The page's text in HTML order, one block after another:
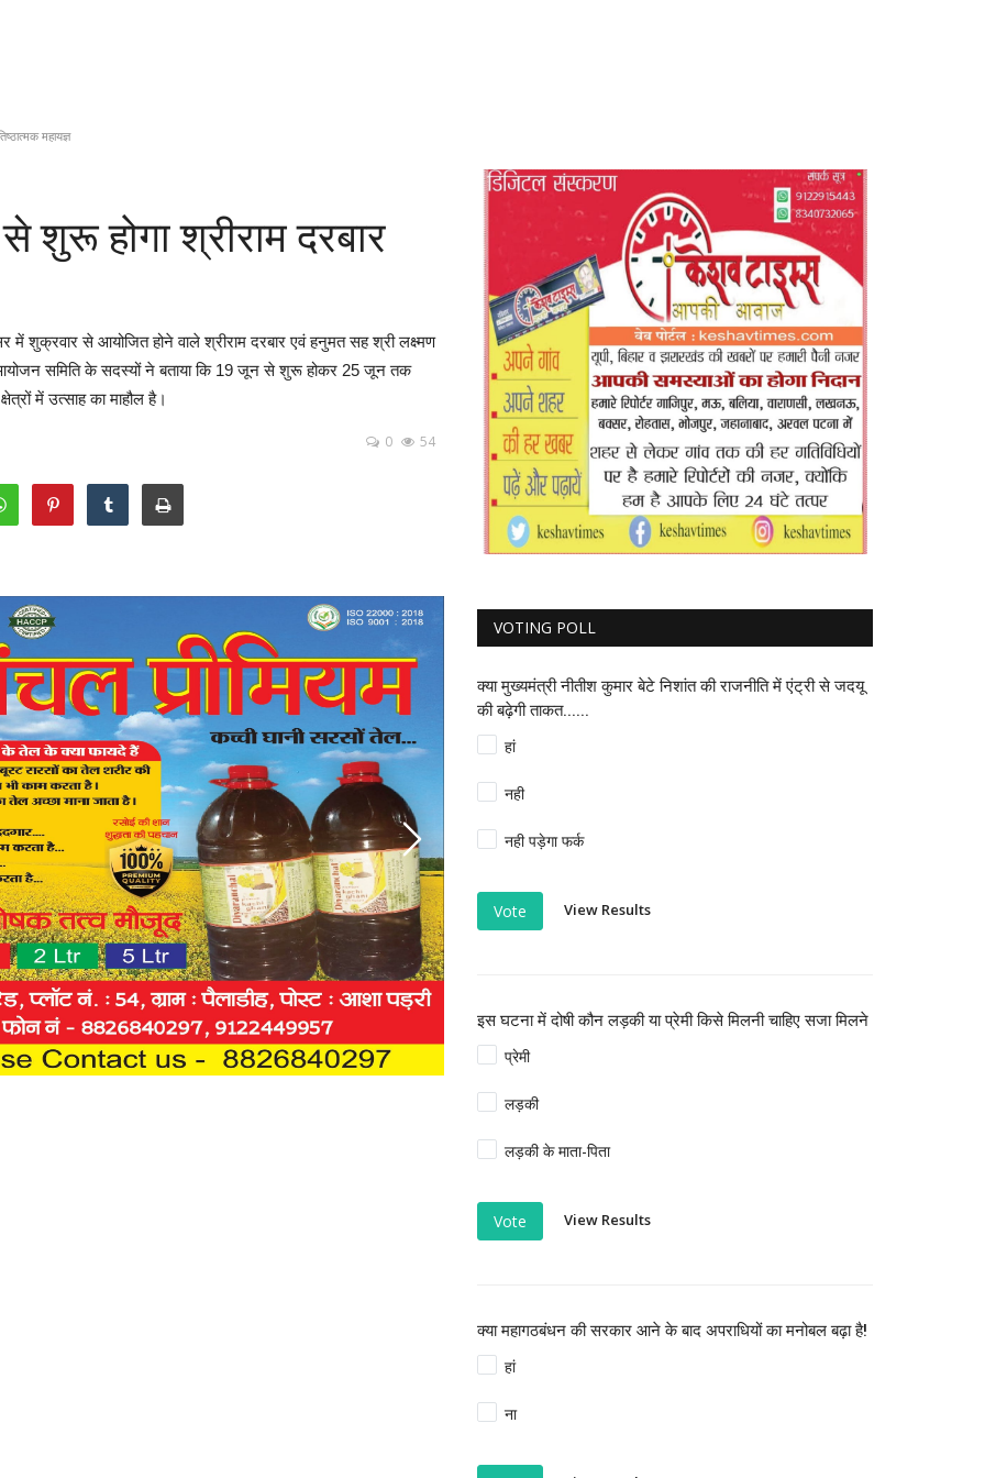
महायज्ञ
होगा श्रीराम दरबार
में शुक्रवार से आयोजित होने वाले श्रीराम दरबार एवं हनुमत सह श्री लक्ष्मण
आयोजन समिति के सदस्यों ने बताया कि 19 जून से शुरू होकर 25 जून तक
में उत्साह का माहौल है।
0 54
VOTING POLL
क्या मुख्यमंत्री नीतीश कुमार बेटे निशांत की राजनीति में एंट्री से जदयू
की बढ़ेगी ताकत......
हां
नही
नही पड़ेगा फर्क
Vote View Results
इस घटना में दोषी कौन लड़की या प्रेमी किसे मिलनी चाहिए सजा मिलने
प्रेमी
लड़की
लड़की के माता-पिता
Vote View Results
क्या महागठबंधन की सरकार आने के बाद अपराधियों का मनोबल बढ़ा है!
हां
ना